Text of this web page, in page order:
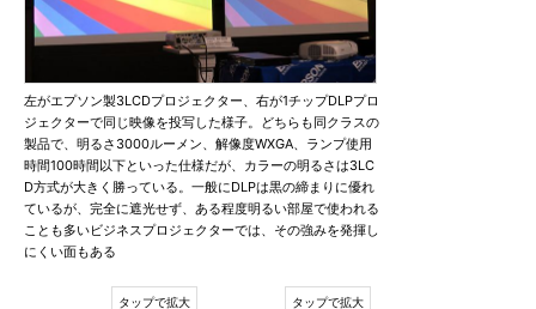
左がエプソン製3LCDプロジェクター、右が1チップDLPプロ
ジェクターで同じ映像を投写した様子。どちらも同クラスの
製品で、明るさ3000ルーメン、解像度WXGA、ランプ使用
時間100時間以下といった仕様だが、カラーの明るさは3LC
D方式が大きく勝っている。一般にDLPは黒の締まりに優れ
ているが、完全に遮光せず、ある程度明るい部屋で使われる
ことも多いビジネスプロジェクターでは、その強みを発揮し
にくい面もある